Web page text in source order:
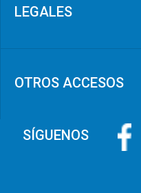
LEGALES
OTROS ACCESOS
SÍGUENOS Image